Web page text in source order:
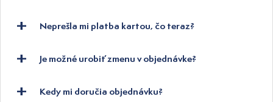
Neprešla mi platba kartou, čo teraz?
Je možné urobiť zmenu v objednávke?
Kedy mi doručia objednávku?